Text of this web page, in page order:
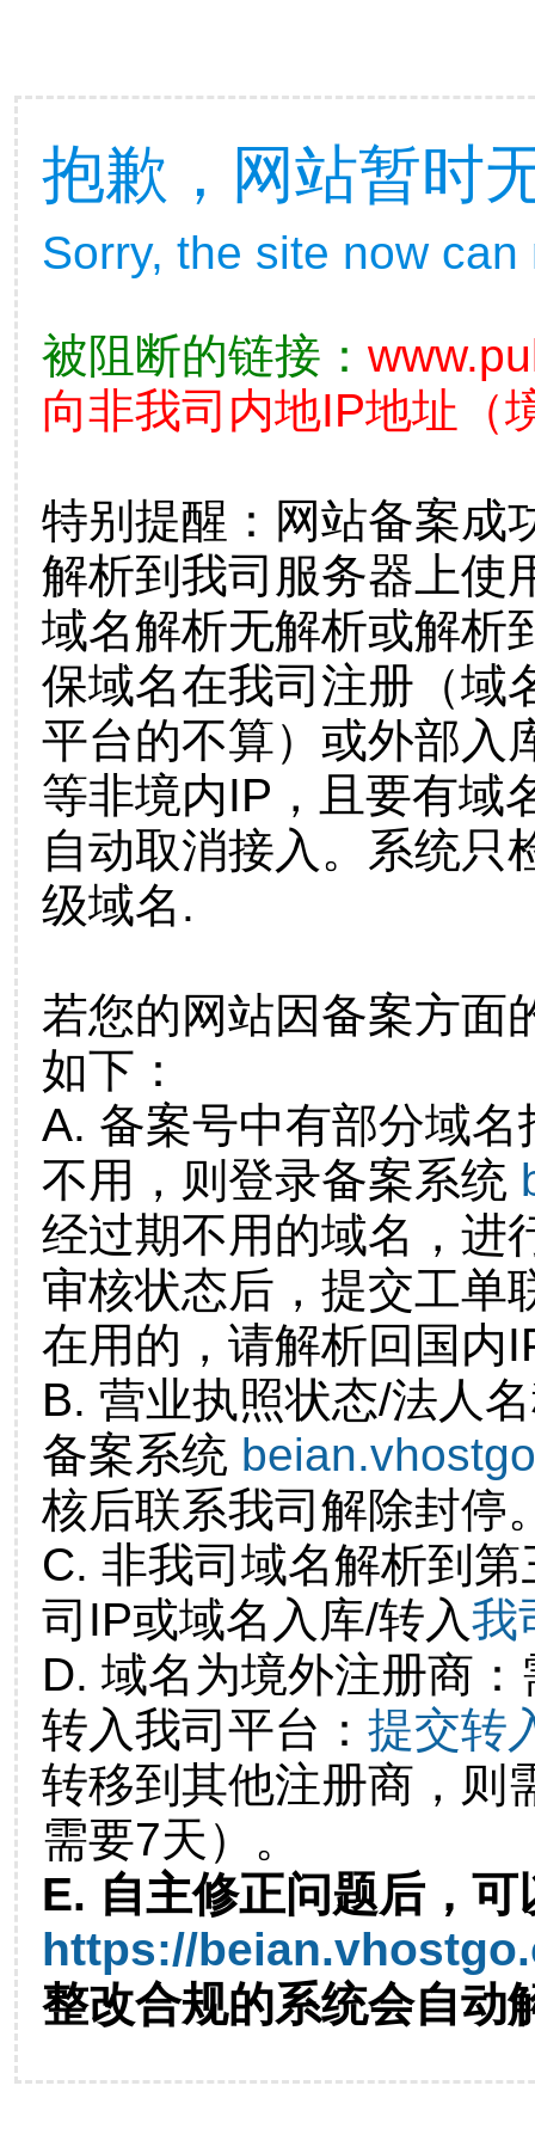
抱歉，网站暂时
Sorry, the site now
被阻断的链接：
向非我司内地IP地址（
特别提醒：网站备案成
解析到我司服务器上使
域名解析无解析或解析
保域名在我司注册（域
平台的不算）或外部入
等非境内IP，且要有域
自动取消接入。系统只
级域名.
若您的网站因备案方面
如下：
A. 备案号中有部分域
不用，则登录备案系统
经过期不用的域名，进
审核状态后，提交工单
在用的，请解析回国内
B. 营业执照状态/法人
备案系统
核后联系我司解除封停
C. 非我司域名解析到
司IP或域名入库/转入我
D. 域名为境外注册商
转入我司平台： 提交转
转移到其他注册商，则
需要7天）。
E. 自主修正问题后，可
https://
整改合规的系统会自动